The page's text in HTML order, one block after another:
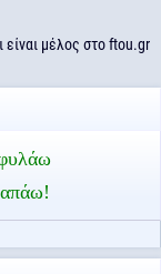
μέλος στο ftou.gr